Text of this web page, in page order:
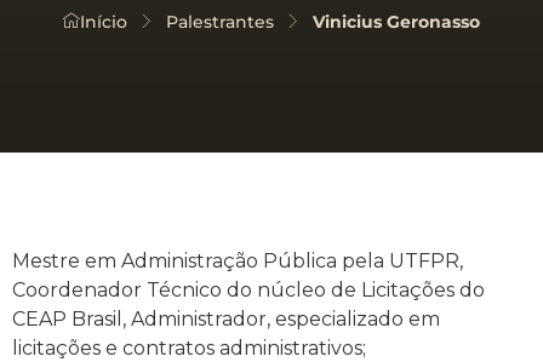
Início Palestrantes Vinicius Geronasso
Mestre em Administração Pública pela UTFPR,
Coordenador Técnico do núcleo de Licitações do
CEAP Brasil, Administrador, especializado em
licitações e contratos administrativos;